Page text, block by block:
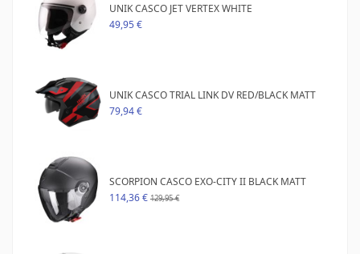
UNIK CASCO JET VERTEX WHITE
49,95 €
UNIK CASCO TRIAL LINK DV RED/BLACK MATT
79,94 €
SCORPION CASCO EXO-CITY II BLACK MATT
114,36 € 129,95 €